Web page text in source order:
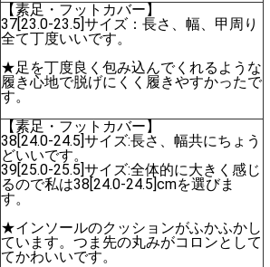
【素足・フットカバー】
37[23.0-23.5]サイズ：長さ、幅、甲周り
全て丁度いいです。
★足を丁度良く包み込んでくれるような
履き心地で脱げにくく履きやすかったで
す。
【素足・フットカバー】
38[24.0-24.5]サイズ:長さ、幅共にちょう
どいいです。
39[25.0-25.5]サイズ:全体的に大きく感じ
るので私は38[24.0-24.5]cmを選びま
す。
★インソールのクッションがふかふかし
ています。つま先の丸みがコロンとして
てかわいいです。